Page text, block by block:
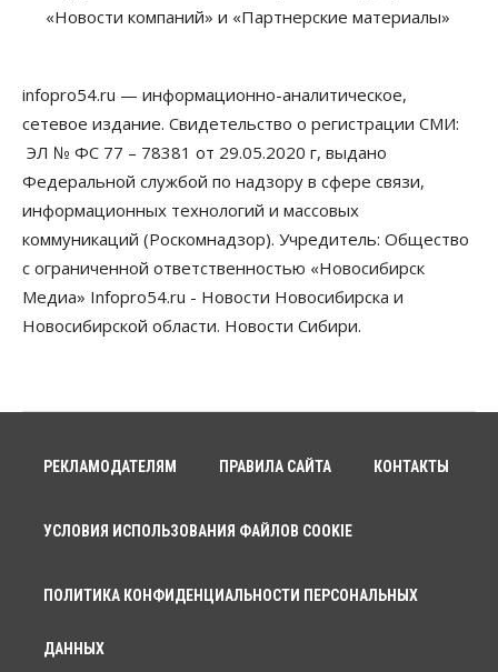
08 Августа 2026, 16:00
Искусственный интеллект впервые выписал
штраф за борщевик
08 Августа 2026, 15:00
Авто
Продажи подержанных электромобилей в
Новосибирской области растут второй месяц
08 Августа 2026, 13:00
психолог
обратился в правительство РФ из-за атак на WB
Общество
08 Августа 2026, 09:00
«Новости компаний» и «Партнерские материалы»
infopro54.ru — информационно-аналитическое,
сетевое издание. Свидетельство о регистрации СМИ:
ЭЛ № ФС 77 – 78381 от 29.05.2020 г, выдано
Федеральной службой по надзору в сфере связи,
информационных технологий и массовых
коммуникаций (Роскомнадзор). Учредитель: Общество
с ограниченной ответственностью «Новосибирск
Медиа» Infopro54.ru - Новости Новосибирска и
Новосибирской области. Новости Сибири.
РЕКЛАМОДАТЕЛЯМ ПРАВИЛА САЙТА КОНТАКТЫ
УСЛОВИЯ ИСПОЛЬЗОВАНИЯ ФАЙЛОВ COOKIE
ПОЛИТИКА КОНФИДЕНЦИАЛЬНОСТИ ПЕРСОНАЛЬНЫХ
ДАННЫХ